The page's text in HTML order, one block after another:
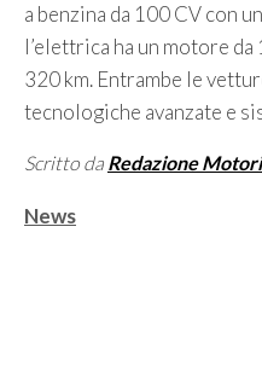
a benzina da 100 CV con
l’elettrica ha un motore da
320 km. Entrambe le
tecnologiche avanzate e
Scritto da Redazione
Categorie
News